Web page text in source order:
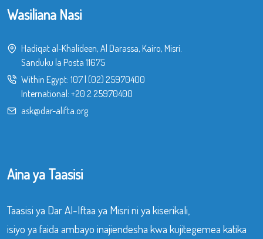
Wasiliana Nasi
Hadiqat al-Khalideen, Al Darassa, Kairo, Misri.
Sanduku la Posta 11675
Within Egypt: 107| (02) 25970400
International: +20 2 25970400
ask@dar-alifta.org
Aina ya Taasisi
Taasisi ya Dar Al-Iftaa ya Misri ni ya kiserikali,
isiyo ya faida ambayo inajiendesha kwa kujitegemea katika